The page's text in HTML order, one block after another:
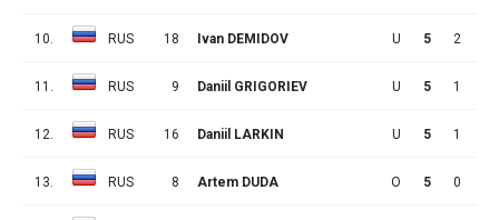
10. RUS 18 Ivan DEMIDOV U 5 2
11. RUS 9 Daniil GRIGORIEV U 5 1
12. RUS 16 Daniil LARKIN U 5 1
13. RUS 8 Artem DUDA O 5 0